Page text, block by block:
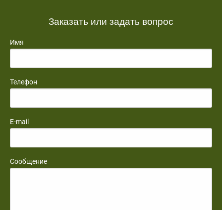
Заказать или задать вопрос
Имя
Телефон
E-mail
Сообщение